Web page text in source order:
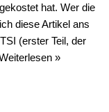
hat. Wer die
diese Artikel ans
(erster Teil, der
»